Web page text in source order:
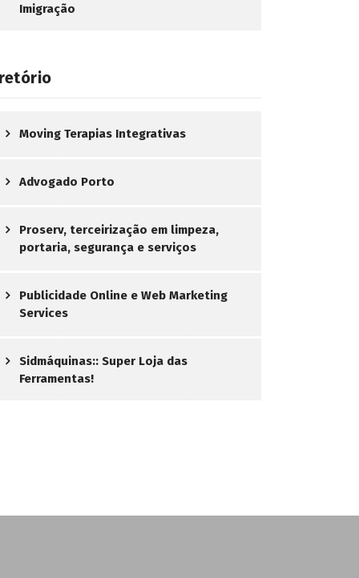
Imigração
Moving Terapias Integrativas
Advogado Porto
Proserv, terceirização em limpeza,
portaria, segurança e serviços
Publicidade Online e Web Marketing
Services
Sidmáquinas:: Super Loja das
Ferramentas!